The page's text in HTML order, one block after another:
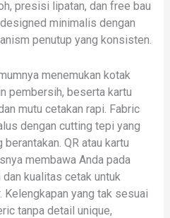
presisi lipatan, dan free bau
minimalis dengan
penutup yang konsisten.
menemukan kotak
pembersih, beserta kartu
mutu cetakan rapi. Fabric
dengan cutting tepi yang
QR atau kartu
membawa Anda pada
kualitas cetak untuk
Kelengkapan yang tak sesuai
tanpa detail unique,